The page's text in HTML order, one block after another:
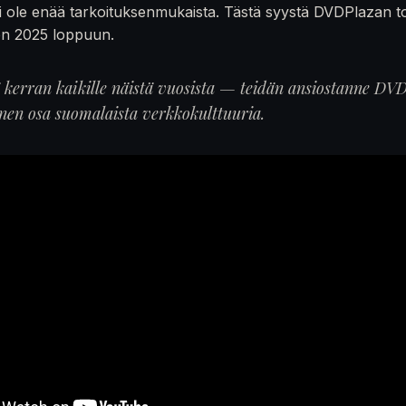
ole enää tarkoituksenmukaista. Tästä syystä DVDPlazan
2025 loppuun.
kaikille näistä vuosista — teidän ansiostanne
osa suomalaista verkkokulttuuria.